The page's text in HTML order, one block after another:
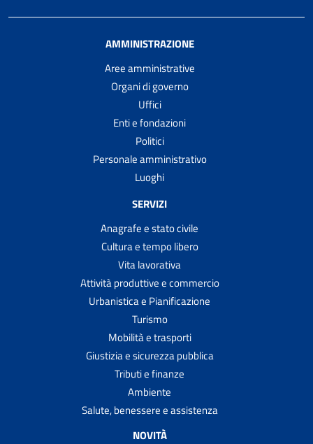
AMMINISTRAZIONE
Aree amministrative
Organi di governo
Uffici
Enti e fondazioni
Politici
Personale amministrativo
Luoghi
SERVIZI
Anagrafe e stato civile
Cultura e tempo libero
Vita lavorativa
Attività produttive e commercio
Urbanistica e Pianificazione
Turismo
Mobilità e trasporti
Giustizia e sicurezza pubblica
Tributi e finanze
Ambiente
Salute, benessere e assistenza
NOVITÀ